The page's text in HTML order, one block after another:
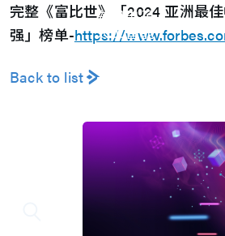
车用电子
人工智能
物联网 IoT
5G行动运算
完整《富比世》「2024 亚洲最
强」榜单-https://
Back to list